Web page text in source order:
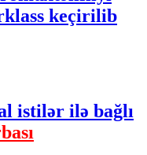
keçirilib
istilər ilə bağlı